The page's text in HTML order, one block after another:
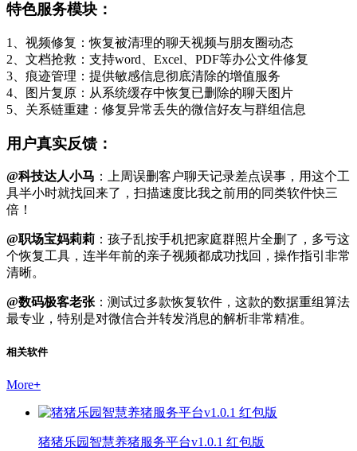
特色服务模块：
1、视频修复：恢复被清理的聊天视频与朋友圈动态
2、文档抢救：支持word、Excel、PDF等办公文件修复
3、痕迹管理：提供敏感信息彻底清除的增值服务
4、图片复原：从系统缓存中恢复已删除的聊天图片
5、关系链重建：修复异常丢失的微信好友与群组信息
用户真实反馈：
@科技达人小马 ：上周误删客户聊天记录差点误事，用这个工
具半小时就找回来了，扫描速度比我之前用的同类软件快三
倍！
@职场宝妈莉莉 ：孩子乱按手机把家庭群照片全删了，多亏这
个恢复工具，连半年前的亲子视频都成功找回，操作指引非常
清晰。
@数码极客老张 ：测试过多款恢复软件，这款的数据重组算法
最专业，特别是对微信合并转发消息的解析非常精准。
相关软件
More+
猪猪乐园智慧养猪服务平台v1.0.1 红包版